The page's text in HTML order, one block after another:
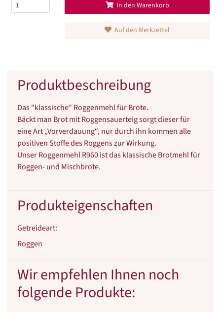
In den Warenkorb
Auf den Merkzettel
Produktbeschreibung
Das "klassische" Roggenmehl für Brote.
Bäckt man Brot mit Roggensauerteig sorgt dieser für
eine Art „Vorverdauung“, nur durch ihn kommen alle
positiven Stoffe des Roggens zur Wirkung.
Unser Roggenmehl R960 ist das klassische Brotmehl für
Roggen- und Mischbrote.
Produkteigenschaften
Getreideart:
Roggen
Wir empfehlen Ihnen noch
folgende Produkte: